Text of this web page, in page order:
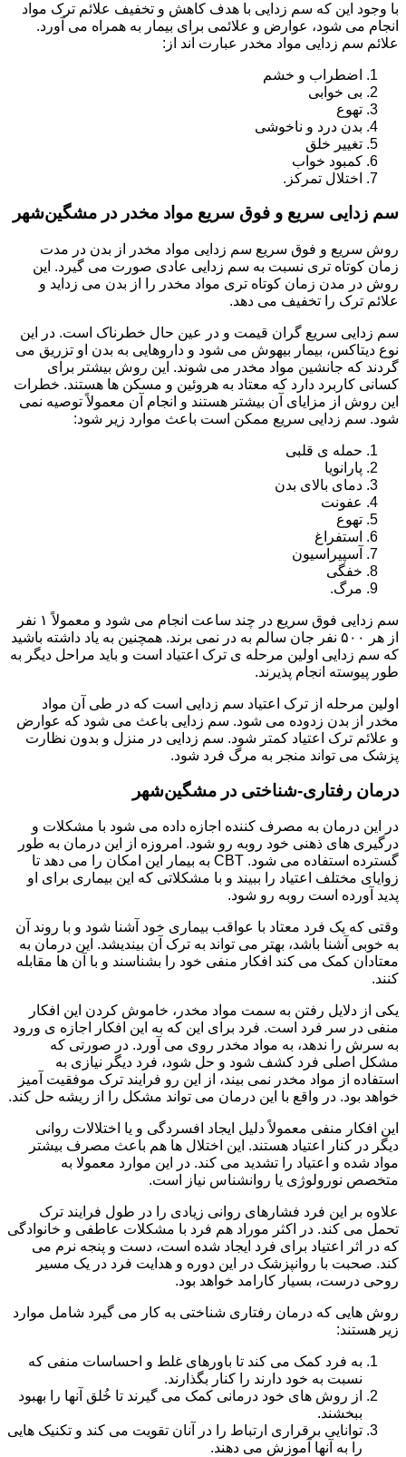
با وجود این که سم زدایی با هدف کاهش و تخفیف علائم ترک مواد
انجام می شود، عوارض و علائمی برای بیمار به همراه می آورد.
علائم سم زدایی مواد مخدر عبارت اند از:
اضطراب و خشم
بی خوابی
تهوع
بدن درد و ناخوشی
تغییر خلق
کمبود خواب
اختلال تمرکز.
سم زدایی سریع و فوق سریع مواد مخدر در مشگین‌شهر
روش سریع و فوق سریع سم زدایی مواد مخدر از بدن در مدت
زمان کوتاه تری نسبت به سم زدایی عادی صورت می گیرد. این
روش در مدن زمان کوتاه تری مواد مخدر را از بدن می زداید و
علائم ترک را تخفیف می دهد.
سم زدایی سریع گران قیمت و در عین حال خطرناک است. در این
نوع دیتاکس، بیمار بیهوش می شود و داروهایی به بدن او تزریق می
گردند که جانشین مواد مخدر می شوند. این روش بیشتر برای
کسانی کاربرد دارد که معتاد به هروئین و مسکن ها هستند. خطرات
این روش از مزایای آن بیشتر هستند و انجام آن معمولاً توصیه نمی
شود. سم زدایی سریع ممکن است باعث موارد زیر شود:
حمله ی قلبی
پارانویا
دمای بالای بدن
عفونت
تهوع
استفراغ
آسپیراسیون
خفگی
مرگ.
سم زدایی فوق سریع در چند ساعت انجام می شود و معمولاً ۱ نفر
از هر ۵۰۰ نفر جان سالم به در نمی برند. همچنین به یاد داشته باشید
که سم زدایی اولین مرحله ی ترک اعتیاد است و باید مراحل دیگر به
طور پیوسته انجام پذیرند.
اولین مرحله از ترک اعتیاد سم زدایی است که در طی آن مواد
مخدر از بدن زدوده می شود. سم زدایی باعث می شود که عوارض
و علائم ترک اعتیاد کمتر شود. سم زدایی در منزل و بدون نظارت
پزشک می تواند منجر به مرگ فرد شود.
درمان رفتاری-شناختی در مشگین‌شهر
در این درمان به مصرف کننده اجازه داده می شود با مشکلات و
درگیری های ذهنی خود روبه رو شود. امروزه از این درمان به طور
گسترده استفاده می شود. CBT به بیمار این امکان را می دهد تا
زوایای مختلف اعتیاد را ببیند و با مشکلاتی که این بیماری برای او
پدید آورده است روبه رو شود.
وقتی که یک فرد معتاد با عواقب بیماری خود آشنا شود و با روند آن
به خوبی آشنا باشد، بهتر می تواند به ترک آن بیندیشد. این درمان به
معتادان کمک می کند افکار منفی خود را بشناسند و با آن ها مقابله
کنند.
یکی از دلایل رفتن به سمت مواد مخدر، خاموش کردن این افکار
منفی در سر فرد است. فرد برای این که به این افکار اجازه ی ورود
به سرش را ندهد، به مواد مخدر روی می آورد. در صورتی که
مشکل اصلی فرد کشف شود و حل شود، فرد دیگر نیازی به
استفاده از مواد مخدر نمی بیند، از این رو فرایند ترک موفقیت آمیز
خواهد بود. در واقع با این درمان می تواند مشکل را از ریشه حل کند.
این افکار منفی معمولاً دلیل ایجاد افسردگی و یا اختلالات روانی
دیگر در کنار اعتیاد هستند. این اختلال ها هم باعث مصرف بیشتر
مواد شده و اعتیاد را تشدید می کند. در این موارد معمولا به
متخصص نورولوژی یا روانشناس نیاز است.
علاوه بر این فرد فشارهای روانی زیادی را در طول فرایند ترک
تحمل می کند. در اکثر موراد هم فرد با مشکلات عاطفی و خانوادگی
که در اثر اعتیاد برای فرد ایجاد شده است، دست و پنجه نرم می
کند. صحبت با روانپزشک در این دوره و هدایت فرد در یک مسیر
روحی درست، بسیار کارامد خواهد بود.
روش هایی که درمان رفتاری شناختی به کار می گیرد شامل موارد
زیر هستند:
به فرد کمک می کند تا باورهای غلط و احساسات منفی که
نسبت به خود دارند را کنار بگذارند.
از روش های خود درمانی کمک می گیرند تا خُلق آنها را بهبود
ببخشند.
توانایی برقراری ارتباط را در آنان تقویت می کند و تکنیک هایی
را به آنها آموزش می دهند.